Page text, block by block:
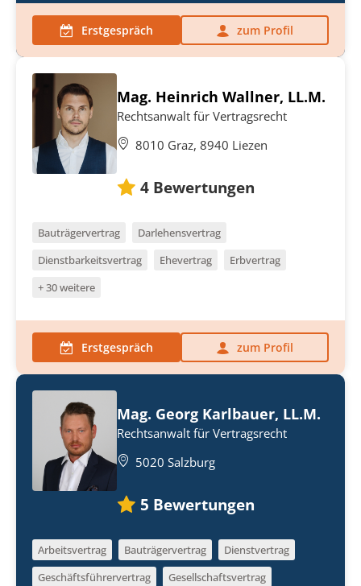
Erstgespräch zum Profil
Mag. Heinrich Wallner, LL.M.
Rechtsanwalt für Vertragsrecht
8010 Graz, 8940 Liezen
4 Bewertungen
Bauträgervertrag
Darlehensvertrag
Dienstbarkeitsvertrag
Ehevertrag
Erbvertrag
+ 30 weitere
Erstgespräch zum Profil
Mag. Georg Karlbauer, LL.M.
Rechtsanwalt für Vertragsrecht
5020 Salzburg
5 Bewertungen
Arbeitsvertrag Bauträgervertrag
Dienstvertrag
Geschäftsführervertrag
Gesellschaftsvertrag